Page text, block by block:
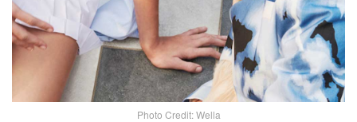
Photo Credit: Wella